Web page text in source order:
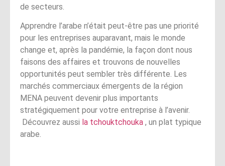
de secteurs.
Apprendre l’arabe n’était peut-être pas une priorité
pour les entreprises auparavant, mais le monde
change et, après la pandémie, la façon dont nous
faisons des affaires et trouvons de nouvelles
opportunités peut sembler très différente. Les
marchés commerciaux émergents de la région
MENA peuvent devenir plus importants
stratégiquement pour votre entreprise à l’avenir.
Découvrez aussi la tchouktchouka , un plat typique
arabe.